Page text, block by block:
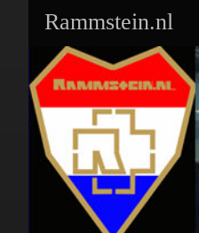
Rammstein.nl